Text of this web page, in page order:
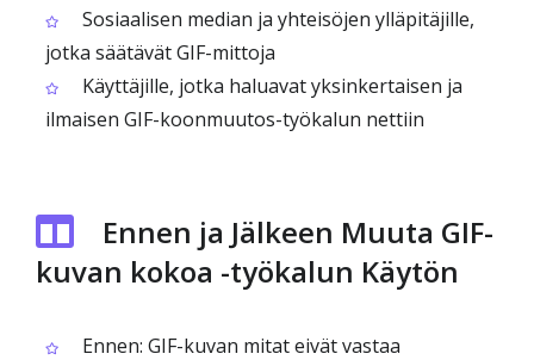
Sosiaalisen median ja yhteisöjen ylläpitäjille,
jotka säätävät GIF-mittoja
Käyttäjille, jotka haluavat yksinkertaisen ja
ilmaisen GIF-koonmuutos-työkalun nettiin
Ennen ja Jälkeen Muuta GIF-
kuvan kokoa -työkalun Käytön
Ennen: GIF-kuvan mitat eivät vastaa